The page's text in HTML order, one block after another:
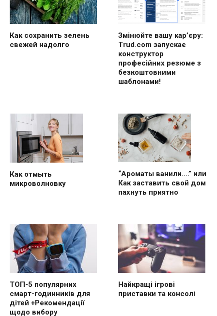
Как сохранить зелень
свежей надолго
Змінюйте вашу кар’єру:
Trud.com запускає
конструктор
професійних резюме з
безкоштовними
шаблонами!
Как отмыть
микроволновку
“Ароматы ванили….” или
Как заставить свой дом
пахнуть приятно
ТОП-5 популярних
смарт-годинників для
дітей +Рекомендації
щодо вибору
Найкращі ігрові
приставки та консолі